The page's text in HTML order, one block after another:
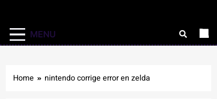
MENU
Home nintendo corrige error en zelda